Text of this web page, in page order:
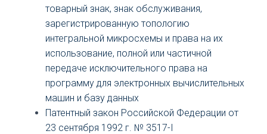
товарный знак, знак обслуживания,
зарегистрированную топологию
интегральной микросхемы и права на их
использование, полной или частичной
передаче исключительного права на
программу для электронных вычислительных
машин и базу данных
Патентный закон Российской Федерации от
23 сентября 1992 г. № 3517-I